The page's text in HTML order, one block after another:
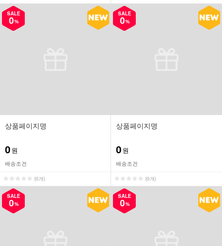
SALE
0%
상품페이지명
0원
배송조건
(0개)
SALE
0%
상품페이지명
0원
배송조건
(0개)
SALE
0%
SALE
0%